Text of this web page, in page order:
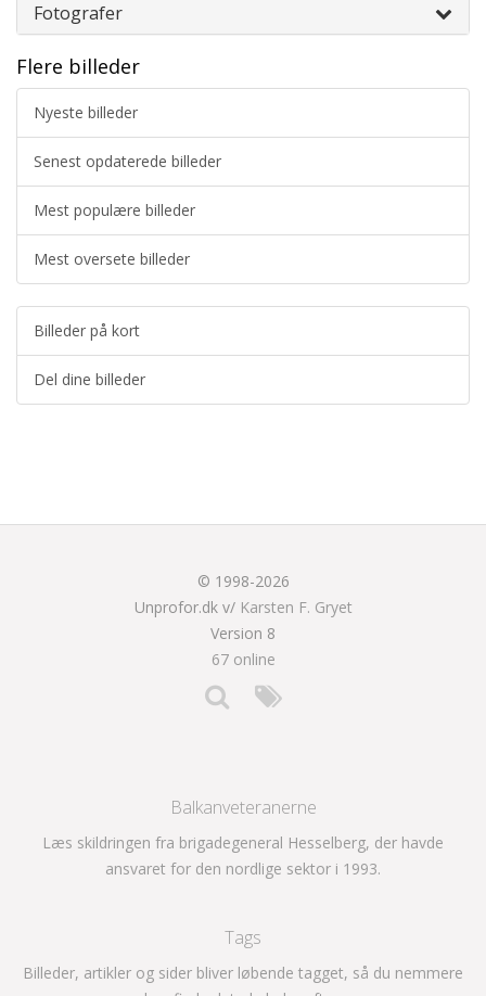
Fotografer
Flere billeder
Nyeste billeder
Senest opdaterede billeder
Mest populære billeder
Mest oversete billeder
Billeder på kort
Del dine billeder
© 1998-2026
Unprofor.dk v/ Karsten F. Gryet
Version 8
67 online
Balkanveteranerne
Læs skildringen fra brigadegeneral Hesselberg, der havde
ansvaret for den nordlige sektor i 1993.
Tags
Billeder, artikler og sider bliver løbende tagget, så du nemmere